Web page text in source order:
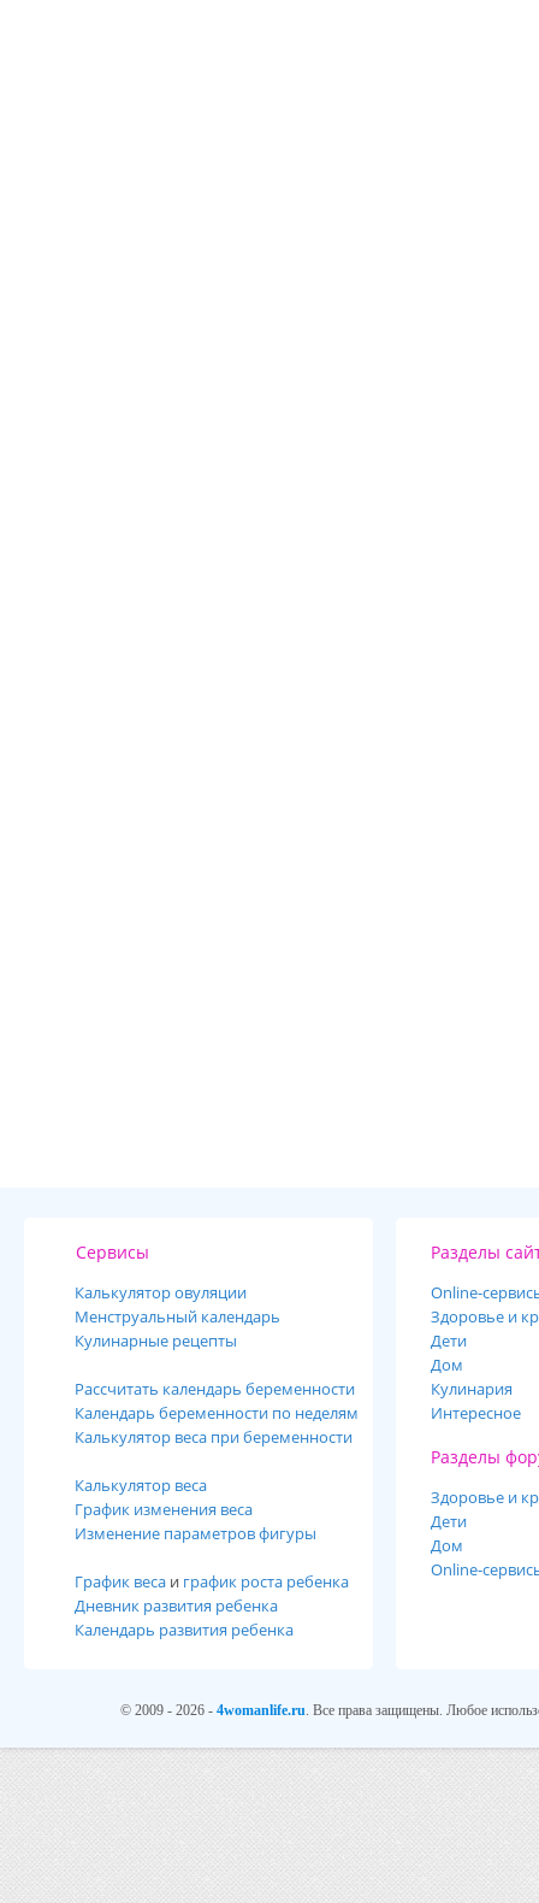
Сервисы
Калькулятор овуляции
Менструальный календарь
Кулинарные рецепты
Рассчитать календарь беременности
Календарь беременности по неделям
Калькулятор веса при беременности
Калькулятор веса
График изменения веса
Изменение параметров фигуры
График веса и график роста ребенка
Дневник развития ребенка
Календарь развития ребенка
Разделы
Online-
Здоровье и
Дети
Дом
Кулинария
Интересное
Разделы
Здоровье и
Дети
Дом
Online-
© 2009 - 2026 -4womanlife.ru. Все права защищены. Любое